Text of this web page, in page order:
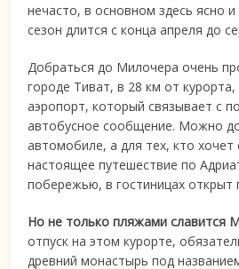
нечасто, в основном здесь ясно
сезон длится с конца апреля до
Добраться до Милочера очень
городе Тиват, в 28 км от
аэропорт, который связывает с
автобусное сообщение. Можно
автомобиле, а для тех, кто хочет
настоящее путешествие по
побережью, в гостиницах открыт
Но не только пляжами славится
отпуск на этом курорте,
древний монастырь под